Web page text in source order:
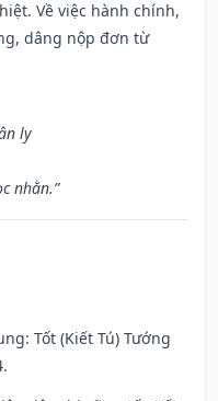
Về việc hành chính,
dâng nộp đơn từ
ly
nhằn.”
Tốt (Kiết Tú) Tướng